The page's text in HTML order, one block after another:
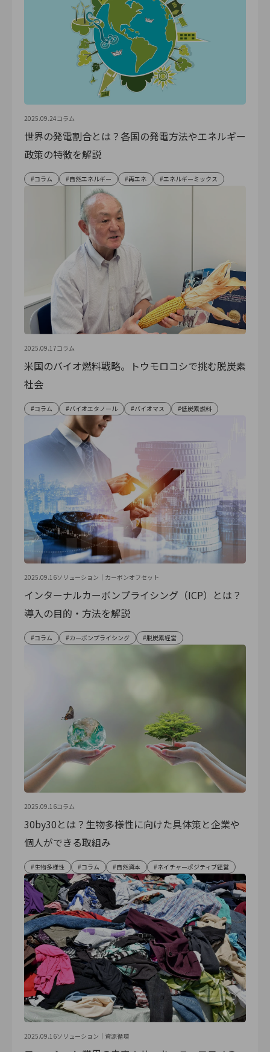
2025.09.24コラム
世界の発電割合とは？各国の発電方法やエネルギー
政策の特徴を解説
コラム 自然エネルギー 再エネ エネルギーミックス
2025.09.17コラム
米国のバイオ燃料戦略。トウモロコシで挑む脱炭素
社会
コラム バイオエタノール バイオマス 低炭素燃料
2025.09.16ソリューション｜ カーボンオフセット
インターナルカーボンプライシング（ICP）とは？
導入の目的・方法を解説
コラム カーボンプライシング 脱炭素経営
2025.09.16コラム
30by30とは？生物多様性に向けた具体策と企業や
個人ができる取組み
生物多様性 コラム 自然資本 ネイチャーポジティブ経営
2025.09.16ソリューション｜ 資源循環